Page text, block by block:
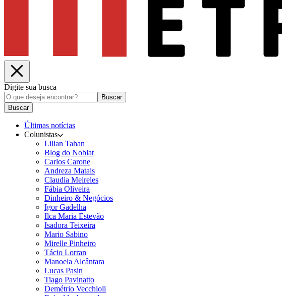
Digite sua busca
Buscar
Buscar
Últimas notícias
Colunistas
Lilian Tahan
Blog do Noblat
Carlos Carone
Andreza Matais
Claudia Meireles
Fábia Oliveira
Dinheiro & Negócios
Igor Gadelha
Ilca Maria Estevão
Isadora Teixeira
Mario Sabino
Mirelle Pinheiro
Tácio Lorran
Manoela Alcântara
Lucas Pasin
Tiago Pavinatto
Demétrio Vecchioli